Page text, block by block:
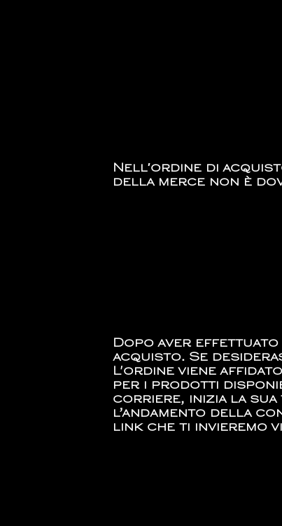
Nell′ordine di
della merce non è
Dopo aver
acquisto. Se
L'ordine viene
per i prodotti
corriere, inizia la sua
l’andamento della
link che ti invieremo